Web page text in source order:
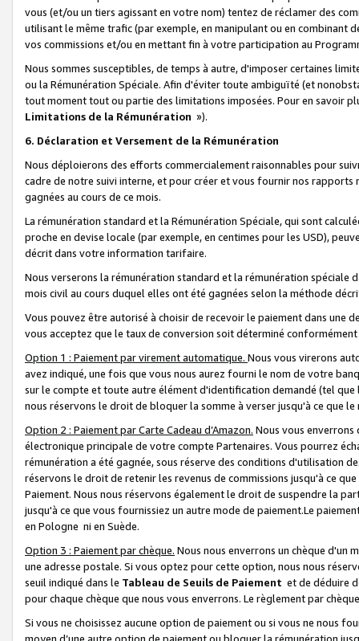
vous (et/ou un tiers agissant en votre nom) tentez de réclamer des
utilisant le même trafic (par exemple, en manipulant ou en combinant
vos commissions et/ou en mettant fin à votre participation au
Nous sommes susceptibles, de temps à autre, d'imposer certaines
ou la Rémunération Spéciale. Afin d'éviter toute ambiguïté (et
tout moment tout ou partie des limitations imposées. Pour en savoir
Limitations de la Rémunération »).
6. Déclaration et Versement de la Rémunération
Nous déploierons des efforts commercialement raisonnables pour
cadre de notre suivi interne, et pour créer et vous fournir nos
gagnées au cours de ce mois.
La rémunération standard et la Rémunération Spéciale, qui sont
proche en devise locale (par exemple, en centimes pour les USD),
décrit dans votre information tarifaire.
Nous verserons la rémunération standard et la rémunération spéciale
mois civil au cours duquel elles ont été gagnées selon la méthode
Vous pouvez être autorisé à choisir de recevoir le paiement dans une
vous acceptez que le taux de conversion soit déterminé
Option 1 : Paiement par virement automatique. Nous vous virerons
avez indiqué, une fois que vous nous aurez fourni le nom de votre
sur le compte et toute autre élément d'identification demandé (tel que
nous réservons le droit de bloquer la somme à verser jusqu'à ce que
Option 2 : Paiement par Carte Cadeau d’Amazon. Nous vous
électronique principale de votre compte Partenaires. Vous pourrez
rémunération a été gagnée, sous réserve des conditions d'utilisation
réservons le droit de retenir les revenus de commissions jusqu'à ce
Paiement. Nous nous réservons également le droit de suspendre la
jusqu'à ce que vous fournissiez un autre mode de paiement.Le
en Pologne ni en Suède.
Option 3 : Paiement par chèque. Nous nous enverrons un chèque d'un
une adresse postale. Si vous optez pour cette option, nous nous
seuil indiqué dans le Tableau de Seuils de Paiement et de déduire
pour chaque chèque que nous vous enverrons. Le règlement par
Si vous ne choisissez aucune option de paiement ou si vous ne nous
moyen d’une autre option de paiement ou bloquer la rémunération